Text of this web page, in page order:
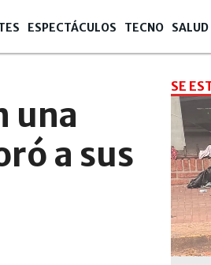
ESPECTÁCULOS TECNO SALUD
una
a sus
SE